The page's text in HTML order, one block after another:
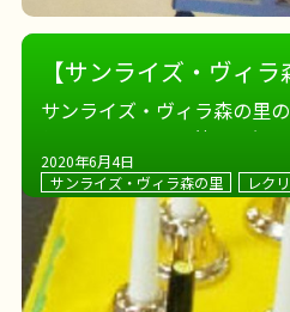
【サンライズ・ヴィ
ベルはお手なもの～
サンライズ・ヴィラ森の里
行っているため、皆さま慣
す
心地よい軽やかな音色
現在空室1室ございます！
ズ・ヴィラ森の里へ、ぜひ
2020年6月4日
サンライズ・ヴィラ森の里 レク